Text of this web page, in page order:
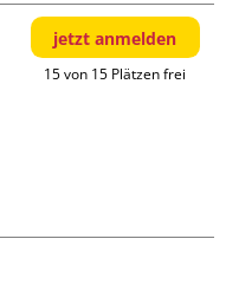
jetzt anmelden
15 von 15 Plätzen frei